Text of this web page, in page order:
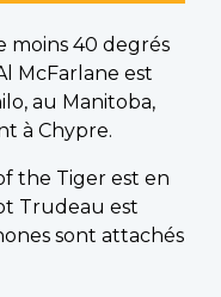
moins 40 degrés
McFarlane est
au Manitoba,
à Chypre.
the Tiger est en
Trudeau est
sont attachés